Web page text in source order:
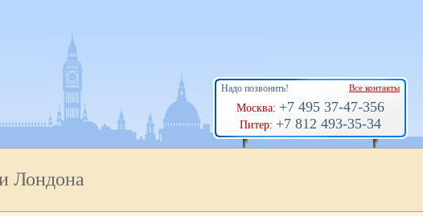
Надо позвонить! Все контакты
Москва: +7 495 37-47-356
Питер: +7 812 493-35-34
Лондона